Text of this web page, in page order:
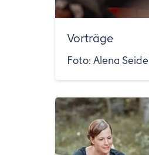
Vorträge
Foto: Alena Seidel